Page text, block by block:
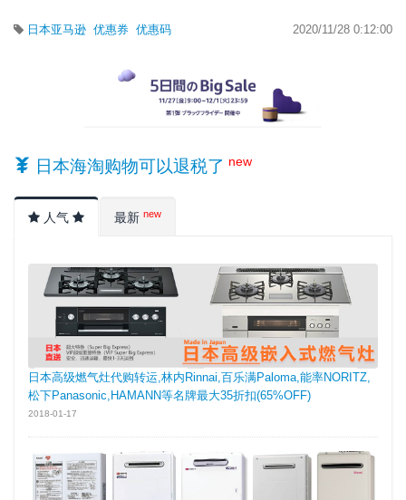
日本亚马逊 优惠券 优惠码 2020/11/28 0:12:00
日本海淘购物可以退税了 new
人气 最新 new
日本高级燃气灶代购转运,林内Rinnai,百乐满Paloma,能率NORITZ,
松下Panasonic,HAMANN等名牌最大35折扣(65%OFF)
2018-01-17